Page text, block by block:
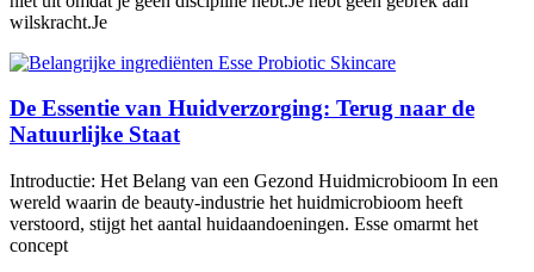
wilskracht.Je
De Essentie van Huidverzorging: Terug naar de
Natuurlijke Staat
Introductie: Het Belang van een Gezond Huidmicrobioom In een
wereld waarin de beauty-industrie het huidmicrobioom heeft
verstoord, stijgt het aantal huidaandoeningen. Esse omarmt het
concept